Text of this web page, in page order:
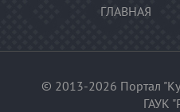
ГЛАВНАЯ
© 2013-2026 Портал
ГАУК